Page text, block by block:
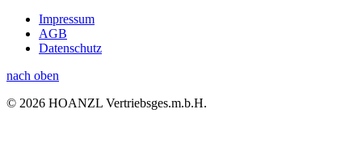
Impressum
AGB
Datenschutz
nach oben
© 2026 HOANZL Vertriebsges.m.b.H.